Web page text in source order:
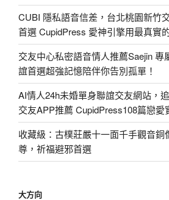
CUBI 隱私語音信差，台北桃園新竹
首選 CupidPress 愛神引擎用最真實
交友中心私密語音情人推薦Saejin 專
誼首選超強記憶陪伴你告別孤單！
AI情人24h未婚單身聯誼交友網站，
交友APP推薦 CupidPress108篇戀愛
收藏級：古樸莊嚴十一面千手觀音銅
尊，祈福避邪首選
大方向